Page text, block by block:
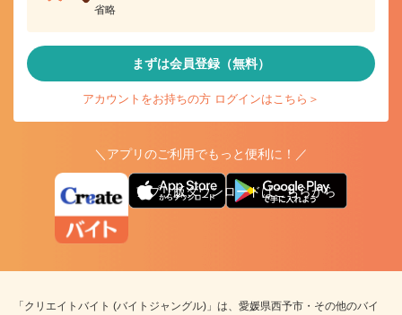
省略
まずは会員登録（無料）
アカウントをお持ちの方 ログインはこちら＞
＼アプリのご利用でもっと便利に！／
アプリ版ダウンロードはこちらから
「クリエイトバイト (バイトジャングル)」は、愛媛県西予市・その他のバイ